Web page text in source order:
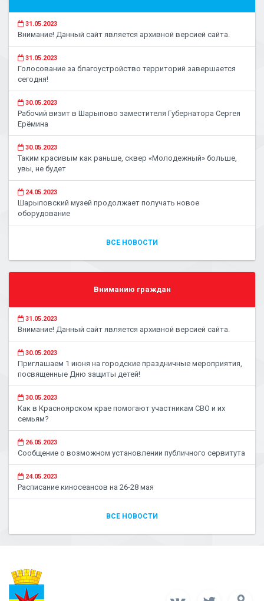
31.05.2023
Внимание! Данный сайт является архивной версией сайта.
31.05.2023
Голосование за благоустройство территорий завершается
сегодня!
30.05.2023
Рабочий визит в Шарыпово заместителя Губернатора Сергея
Ерёмина
30.05.2023
Таким красивым как раньше, сквер «Молодежный» больше,
увы, не будет
24.05.2023
Шарыповский музей продолжает получать новое
оборудование
ВСЕ НОВОСТИ
Вниманию граждан
31.05.2023
Внимание! Данный сайт является архивной версией сайта.
30.05.2023
Приглашаем 1 июня на городские праздничные мероприятия,
посвященные Дню защиты детей!
30.05.2023
Как в Красноярском крае помогают участникам СВО и их
семьям?
26.05.2023
Сообщение о возможном установлении публичного сервитута
24.05.2023
Расписание киносеансов на 26-28 мая
ВСЕ НОВОСТИ